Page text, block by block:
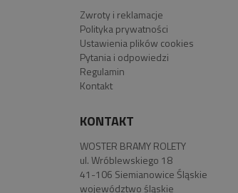
Zwroty i reklamacje
Polityka prywatności
Ustawienia plików cookies
Pytania i odpowiedzi
Regulamin
Kontakt
KONTAKT
WOSTER BRAMY ROLETY
ul. Wróblewskiego 18
41-106 Siemianowice Śląskie
województwo śląskie